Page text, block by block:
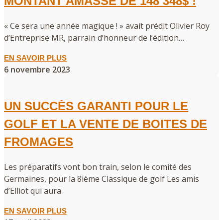
« Ce sera une année magique ! » avait prédit Olivier Roy
d’Entreprise MR, parrain d’honneur de l’édition…
EN SAVOIR PLUS
6 novembre 2023
UN SUCCÈS GARANTI POUR LE
GOLF ET LA VENTE DE BOITES DE
FROMAGES
Les préparatifs vont bon train, selon le comité des
Germaines, pour la 8ième Classique de golf Les amis
d’Elliot qui aura
EN SAVOIR PLUS